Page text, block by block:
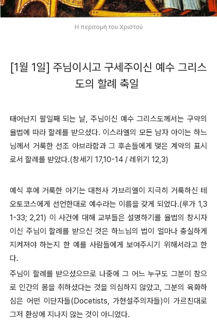
Η περιτομή του Χριστού
[1월 1일] 주님이시고 구세주이신 예수 그리스
도의 할례 축일
태어난지 팔일째 되는 날, 주님이신 예수 그리스도께서는 구약의
율법에 따라 할례를 받으셨다. 이스라엘의 모든 남자 아이는 하느
님께서 거룩한 선조 아브라함과 그 후손들에게 맺은 계약의 표시
로서 할례를 받았다.(창세기 17,10-14 / 레위기 12,3)
예식 후에 거룩한 아기는 대천사 가브리엘이 지극히 거룩하신 테
오토코스에게 선언한대로 예수라는 이름을 갖게 되었다.(루가 1,3
1-33; 2,21) 이 사건에 대해 교부들은 설명하기를 율법의 창시자
이신 주님이 할례를 받으신 것은 하느님의 법이 얼마나 충실하게
지켜져야 하는지 한 예를 사람들에게 보여주시기 위해서라고 한
다.
주님이 할례를 받으셨으므로 나중에 그 어느 누구도 그분이 참으
로 인간의 몸을 취하셨다는 것을 의심하지 않았고, 그분의 육화하
심은 어떤 이단자들(Docetists, 가현설주의자들)이 가르친대로
그저 환상에 지나지 않는 것이 아니었다.